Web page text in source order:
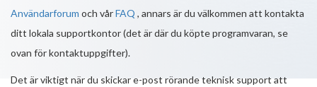
Användarforum och vårFAQ , annars är du välkommen att kontakta
ditt lokala supportkontor (det är där du köpte programvaran, se
ovan för kontaktuppgifter).
Det är viktigt när du skickar e-post rörande teknisk support att